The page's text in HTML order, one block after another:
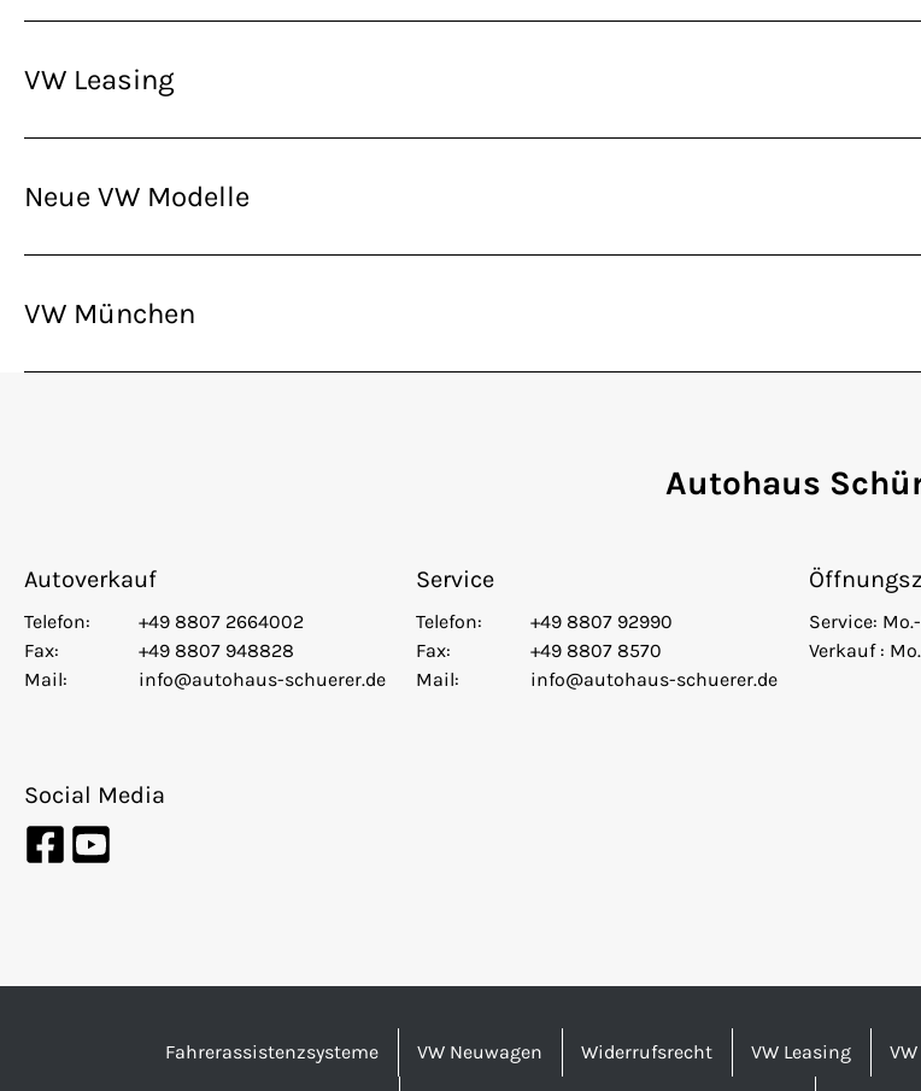
VW Leasing
Neue VW Modelle
VW München
Autohaus
Autoverkauf
Telefon:
+49 8807 2664002
Fax:
+49 8807 948828
Mail:
info@autohaus-schuerer.de
Service
Telefon:
+49 8807 92990
Fax:
+49 8807 8570
Mail:
info@autohaus-schuerer.de
Service:
Verkauf :
Social Media
Fahrerassistenzsysteme VW Neuwagen Widerrufsrecht VW Leasing